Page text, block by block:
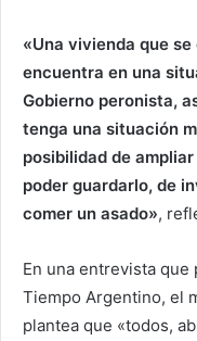
«Una vivienda que
encuentra en una
Gobierno peronista,
tenga una situación
posibilidad de
poder guardarlo, de
comer un asado»,
En una entrevista
Tiempo Argentino, el
plantea que «todos,